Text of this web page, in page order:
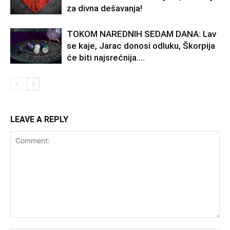
za divna dešavanja!
TOKOM NAREDNIH SEDAM DANA: Lav
se kaje, Jarac donosi odluku, Škorpija
će biti najsrećnija….
LEAVE A REPLY